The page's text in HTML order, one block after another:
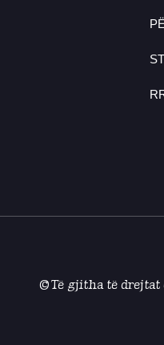
© Të gjitha të drejtat